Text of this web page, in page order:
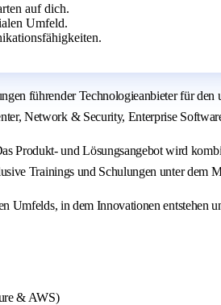
auf dich.
Umfeld.
führender Technologieanbieter für den
Network & Security, Enterprise
Produkt- und Lösungsangebot wird
Trainings und Schulungen unter dem
in dem Innovationen entstehen
& AWS)